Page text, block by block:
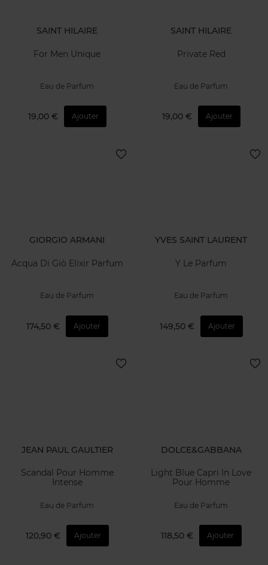
SAINT HILAIRE
For Men Unique
Eau de Parfum
19,00 € Ajouter
SAINT HILAIRE
Private Red
Eau de Parfum
19,00 € Ajouter
GIORGIO ARMANI
Acqua Di Giò Elixir Parfum
Eau de Parfum
174,50 € Ajouter
YVES SAINT LAURENT
Y Le Parfum
Eau de Parfum
149,50 € Ajouter
JEAN PAUL GAULTIER
Scandal Pour Homme
Intense
Eau de Parfum
120,90 € Ajouter
DOLCE&GABBANA
Light Blue Capri In Love
Pour Homme
Eau de Parfum
118,50 € Ajouter